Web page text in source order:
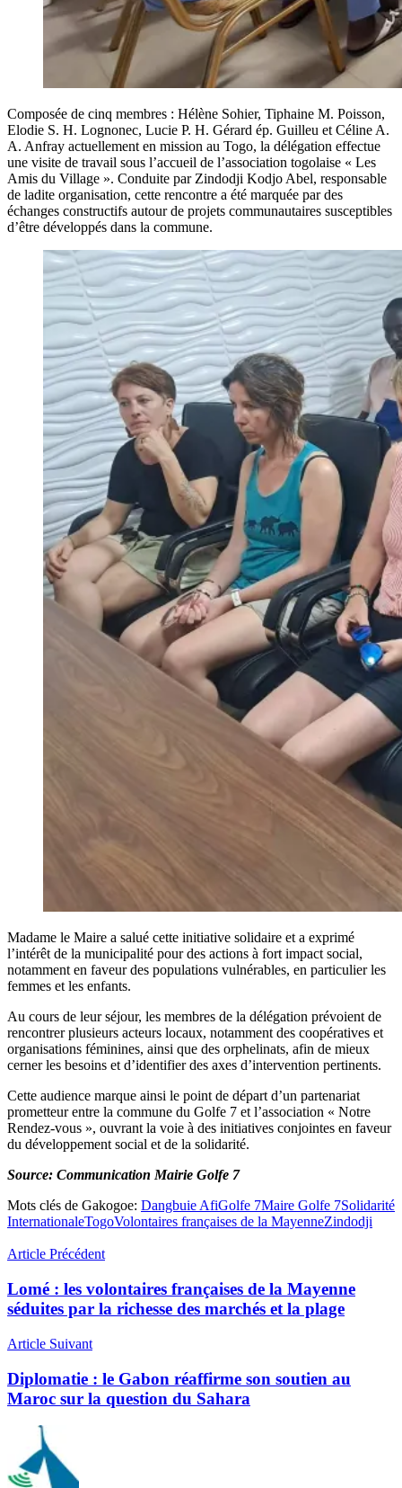
Composée de cinq membres : Hélène Sohier, Tiphaine M. Poisson,
Elodie S. H. Lognonec, Lucie P. H. Gérard ép. Guilleu et Céline A.
A. Anfray actuellement en mission au Togo, la délégation effectue
une visite de travail sous l’accueil de l’association togolaise « Les
Amis du Village ». Conduite par Zindodji Kodjo Abel, responsable
de ladite organisation, cette rencontre a été marquée par des
échanges constructifs autour de projets communautaires susceptibles
d’être développés dans la commune.
Madame le Maire a salué cette initiative solidaire et a exprimé
l’intérêt de la municipalité pour des actions à fort impact social,
notamment en faveur des populations vulnérables, en particulier les
femmes et les enfants.
Au cours de leur séjour, les membres de la délégation prévoient de
rencontrer plusieurs acteurs locaux, notamment des coopératives et
organisations féminines, ainsi que des orphelinats, afin de mieux
cerner les besoins et d’identifier des axes d’intervention pertinents.
Cette audience marque ainsi le point de départ d’un partenariat
prometteur entre la commune du Golfe 7 et l’association « Notre
Rendez-vous », ouvrant la voie à des initiatives conjointes en faveur
du développement social et de la solidarité.
Source: Communication Mairie Golfe 7
Mots clés de Gakogoe: Dangbuie AfiGolfe 7Maire Golfe 7Solidarité
InternationaleTogoVolontaires françaises de la MayenneZindodji
Article Précédent
Lomé : les volontaires françaises de la Mayenne
séduites par la richesse des marchés et la plage
Article Suivant
Diplomatie : le Gabon réaffirme son soutien au
Maroc sur la question du Sahara